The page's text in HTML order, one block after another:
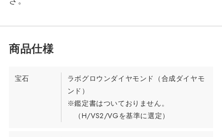
宝石
ラボグロウンダイヤモンド（合成ダイヤモ
ンド）
※鑑定書はついておりません。
（H/VS2/VGを基準に選定）